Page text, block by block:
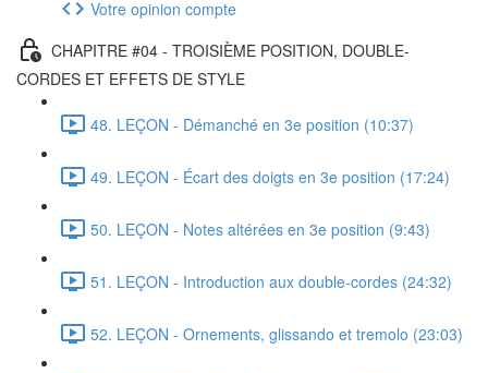
Votre opinion compte
CHAPITRE #04 - TROISIÈME POSITION, DOUBLE-
CORDES ET EFFETS DE STYLE
48. LEÇON - Démanché en 3e position (10:37)
49. LEÇON - Écart des doigts en 3e position (17:24)
50. LEÇON - Notes altérées en 3e position (9:43)
51. LEÇON - Introduction aux double-cordes (24:32)
52. LEÇON - Ornements, glissando et tremolo (23:03)